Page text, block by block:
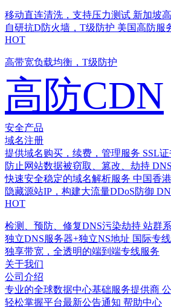
移动直连清洗，支持压力测试 新加坡
自研抗D防火墙，T级防护 美国高防服
HOT
高带宽负载均衡，T级防护
高防CDN
安全产品
域名注册
提供域名购买，续费，管理服务 SSL证
防止网站数据被窃取、篡改、劫持
快速安全稳定的域名解析服务 中国香
隐藏源站IP，构建大流量DDoS防御
HOT
检测、预防、修复DNS污染劫持 站群
独立DNS服务器+独立NS地址 国际专线
独享带宽，全透明的端到端专线服务
关于我们
公司介绍
专业的全球数据中心基础服务提供商
轻松掌握平台最新公告通知 帮助中心